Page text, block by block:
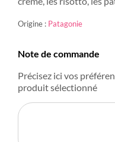
Origine : Patagonie
Note de commande
Précisez ici vos
produit sélectionné